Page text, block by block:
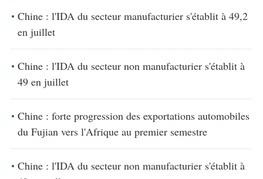
Chine : l'IDA du secteur manufacturier s'établit à 49,2
en juillet
Chine : l'IDA du secteur non manufacturier s'établit à
49 en juillet
Chine : forte progression des exportations automobiles
du Fujian vers l'Afrique au premier semestre
Chine : l'IDA du secteur non manufacturier s'établit à